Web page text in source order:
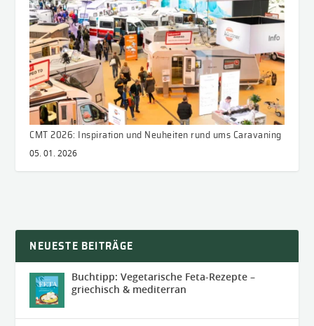
CMT 2026: Inspiration und Neuheiten rund ums Caravaning
05. 01. 2026
NEUESTE BEITRÄGE
Buchtipp: Vegetarische Feta-Rezepte –
griechisch & mediterran